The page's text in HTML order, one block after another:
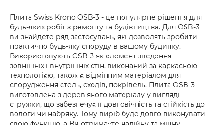
Плита Swiss Krono OSB-3 - це популярне рішення для
будь-яких робіт з ремонту та будівництва. Для OSB-3
ви знайдете ряд застосувань, які дозволять зробити
практично будь-яку споруду в вашому будинку.
Використовують OSB-3 як елемент зведення
зовнішніх і внутрішніх стін, виконаний за каркасною
технологією, також є відмінним матеріалом для
спорудження стель, сходів, покрівель. Плита OSB-3
виготовлена з дерев'яного матеріалу у вигляді
стружки, що забезпечує її довговічність та стійкість до
вологи чи набряку. Тому виріб буде довго виконувати